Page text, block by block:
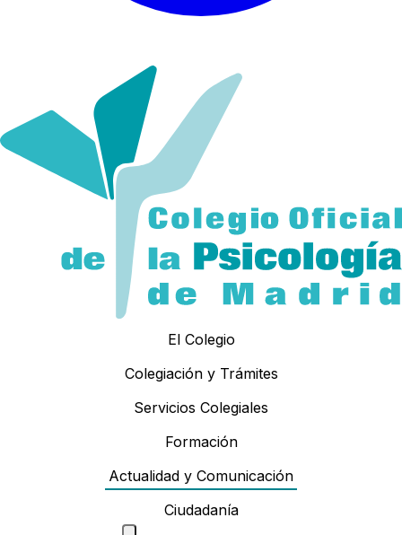
El Colegio
Colegiación y Trámites
Servicios Colegiales
Formación
Actualidad y Comunicación
Ciudadanía